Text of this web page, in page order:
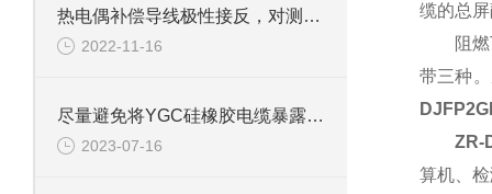
热电偶补偿导线极性接反，对测量结果有什么影响？
2022-11-16
尽量避免将YGC硅橡胶电缆暴露在长时间的阳光直射下
2023-07-16
缆的总
阻燃丁
带三种
ZR-
算机、